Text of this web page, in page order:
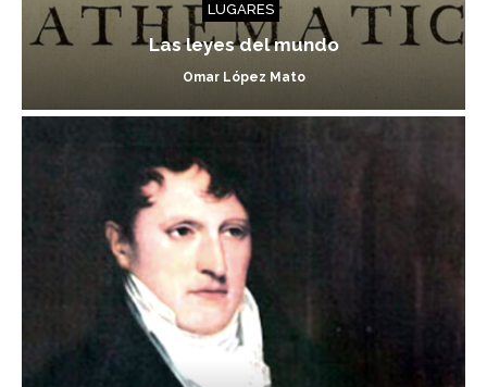
LUGARES
Las leyes del mundo
Omar López Mato